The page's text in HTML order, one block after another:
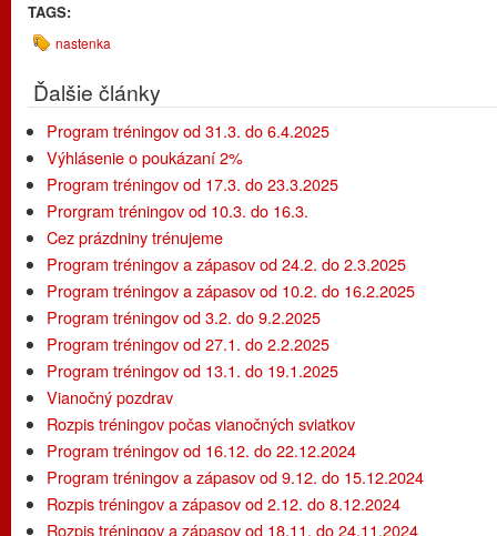
TAGS:
nastenka
Ďalšie články
Program tréningov od 31.3. do 6.4.2025
Výhlásenie o poukázaní 2%
Program tréningov od 17.3. do 23.3.2025
Prorgram tréningov od 10.3. do 16.3.
Cez prázdniny trénujeme
Program tréningov a zápasov od 24.2. do 2.3.2025
Program tréningov a zápasov od 10.2. do 16.2.2025
Program tréningov od 3.2. do 9.2.2025
Program tréningov od 27.1. do 2.2.2025
Program tréningov od 13.1. do 19.1.2025
Vianočný pozdrav
Rozpis tréningov počas vianočných sviatkov
Program tréningov od 16.12. do 22.12.2024
Program tréningov a zápasov od 9.12. do 15.12.2024
Rozpis tréningov a zápasov od 2.12. do 8.12.2024
Rozpis tréningov a zápasov od 18.11. do 24.11.2024